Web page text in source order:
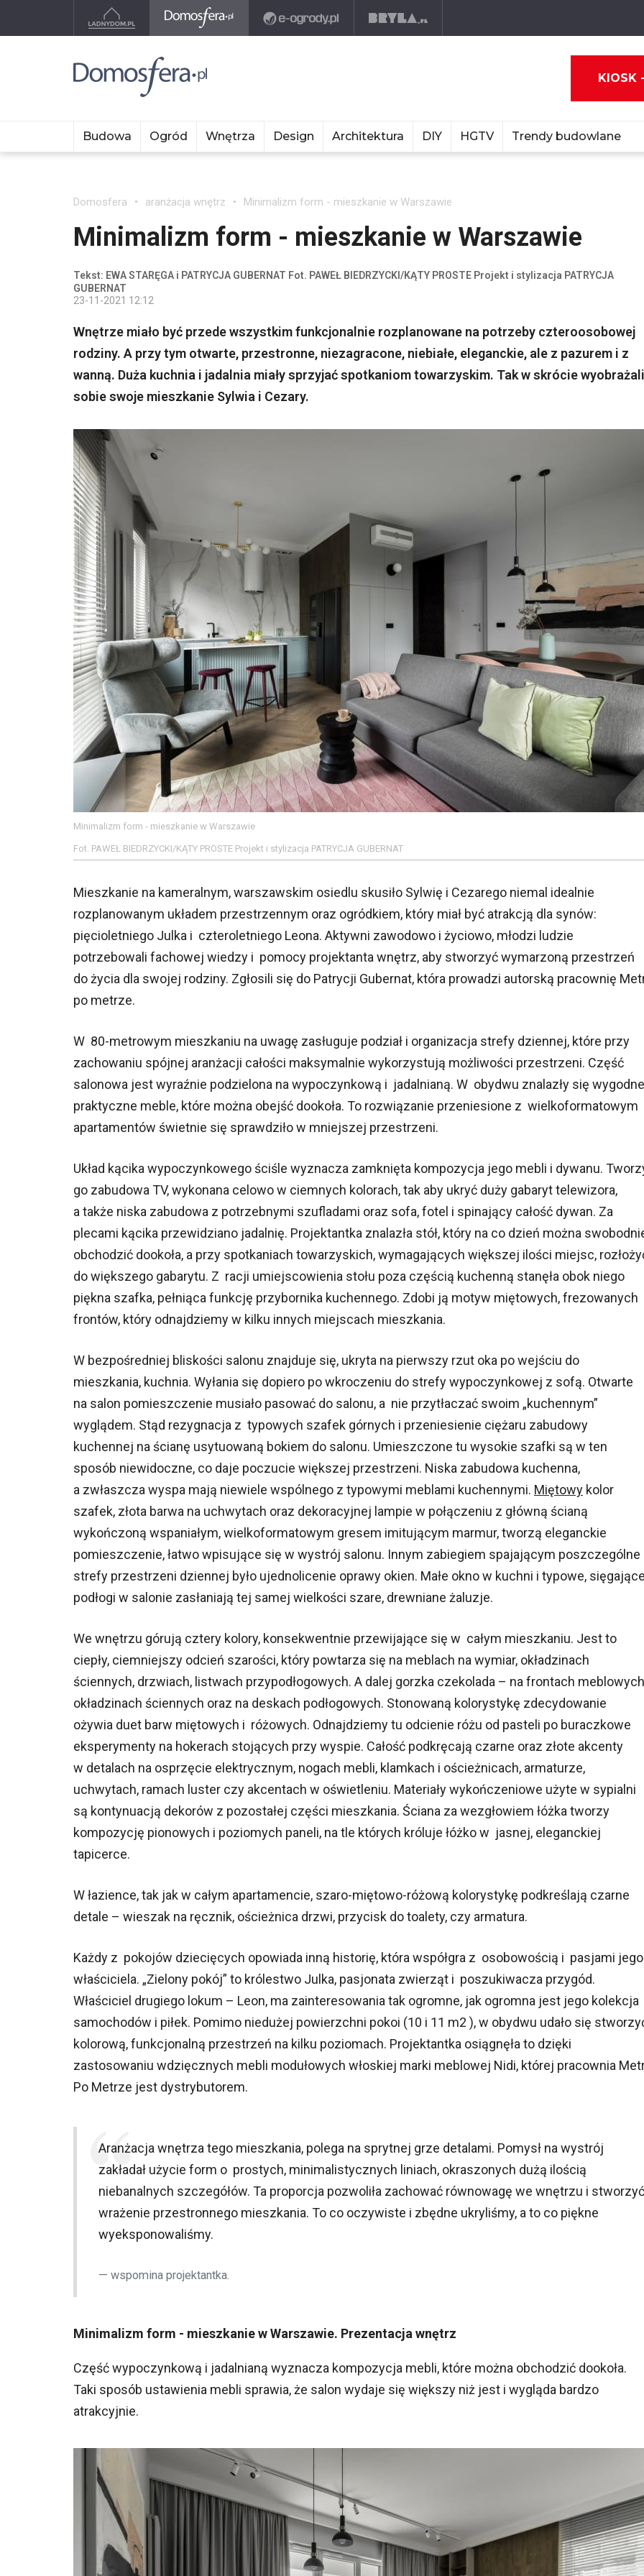
KIOSK
Budowa Ogród Wnętrza Design Architektura DIY HGTV Trendy budowlane
Domosfera aranżacja wnętrz Minimalizm form - mieszkanie w Warszawie
Minimalizm form - mieszkanie w Warszawie
Tekst: EWA STARĘGA i PATRYCJA GUBERNAT Fot. PAWEŁ BIEDRZYCKI/KĄTY PROSTE Projekt i stylizacja PATRYCJA
GUBERNAT
23-11-2021 12:12
Wnętrze miało być przede wszystkim funkcjonalnie rozplanowane na potrzeby czteroosobowej
rodziny. A przy tym otwarte, przestronne, niezagracone, niebiałe, eleganckie, ale z pazurem i z
wanną. Duża kuchnia i jadalnia miały sprzyjać spotkaniom towarzyskim. Tak w skrócie wyobrażali
sobie swoje mieszkanie Sylwia i Cezary.
Minimalizm form - mieszkanie w Warszawie
Fot. PAWEŁ BIEDRZYCKI/KĄTY PROSTE Projekt i stylizacja PATRYCJA GUBERNAT
Mieszkanie na kameralnym, warszawskim osiedlu skusiło Sylwię i Cezarego niemal idealnie
rozplanowanym układem przestrzennym oraz ogródkiem, który miał być atrakcją dla synów:
pięcioletniego Julka i czteroletniego Leona. Aktywni zawodowo i życiowo, młodzi ludzie
potrzebowali fachowej wiedzy i pomocy projektanta wnętrz, aby stworzyć wymarzoną przestrzeń
do życia dla swojej rodziny. Zgłosili się do Patrycji Gubernat, która prowadzi autorską pracownię
po metrze.
W 80-metrowym mieszkaniu na uwagę zasługuje podział i organizacja strefy dziennej, które przy
zachowaniu spójnej aranżacji całości maksymalnie wykorzystują możliwości przestrzeni. Część
salonowa jest wyraźnie podzielona na wypoczynkową i jadalnianą. W obydwu znalazły się
praktyczne meble, które można obejść dookoła. To rozwiązanie przeniesione z wielkoformatowym
apartamentów świetnie się sprawdziło w mniejszej przestrzeni.
Układ kącika wypoczynkowego ściśle wyznacza zamknięta kompozycja jego mebli i dywanu.
go zabudowa TV, wykonana celowo w ciemnych kolorach, tak aby ukryć duży gabaryt telewizora,
a także niska zabudowa z potrzebnymi szufladami oraz sofa, fotel i spinający całość dywan. Za
plecami kącika przewidziano jadalnię. Projektantka znalazła stół, który na co dzień można
obchodzić dookoła, a przy spotkaniach towarzyskich, wymagających większej ilości miejsc,
do większego gabarytu. Z racji umiejscowienia stołu poza częścią kuchenną stanęła obok niego
piękna szafka, pełniąca funkcję przybornika kuchennego. Zdobi ją motyw miętowych, frezowanych
frontów, który odnajdziemy w kilku innych miejscach mieszkania.
W bezpośredniej bliskości salonu znajduje się, ukryta na pierwszy rzut oka po wejściu do
mieszkania, kuchnia. Wyłania się dopiero po wkroczeniu do strefy wypoczynkowej z sofą. Otwarte
na salon pomieszczenie musiało pasować do salonu, a nie przytłaczać swoim „kuchennym”
wyglądem. Stąd rezygnacja z typowych szafek górnych i przeniesienie ciężaru zabudowy
kuchennej na ścianę usytuowaną bokiem do salonu. Umieszczone tu wysokie szafki są w ten
sposób niewidoczne, co daje poczucie większej przestrzeni. Niska zabudowa kuchenna,
a zwłaszcza wyspa mają niewiele wspólnego z typowymi meblami kuchennymi. Miętowy kolor
szafek, złota barwa na uchwytach oraz dekoracyjnej lampie w połączeniu z główną ścianą
wykończoną wspaniałym, wielkoformatowym gresem imitującym marmur, tworzą eleganckie
pomieszczenie, łatwo wpisujące się w wystrój salonu. Innym zabiegiem spajającym poszczególne
strefy przestrzeni dziennej było ujednolicenie oprawy okien. Małe okno w kuchni i typowe, sięgające
podłogi w salonie zasłaniają tej samej wielkości szare, drewniane żaluzje.
We wnętrzu górują cztery kolory, konsekwentnie przewijające się w całym mieszkaniu. Jest to
ciepły, ciemniejszy odcień szarości, który powtarza się na meblach na wymiar, okładzinach
ściennych, drzwiach, listwach przypodłogowych. A dalej gorzka czekolada – na frontach
okładzinach ściennych oraz na deskach podłogowych. Stonowaną kolorystykę zdecydowanie
ożywia duet barw miętowych i różowych. Odnajdziemy tu odcienie różu od pasteli po buraczkowe
eksperymenty na hokerach stojących przy wyspie. Całość podkręcają czarne oraz złote akcenty
w detalach na osprzęcie elektrycznym, nogach mebli, klamkach i ościeżnicach, armaturze,
uchwytach, ramach luster czy akcentach w oświetleniu. Materiały wykończeniowe użyte w sypialni
są kontynuacją dekorów z pozostałej części mieszkania. Ściana za wezgłowiem łóżka tworzy
kompozycję pionowych i poziomych paneli, na tle których króluje łóżko w jasnej, eleganckiej
tapicerce.
W łazience, tak jak w całym apartamencie, szaro-miętowo-różową kolorystykę podkreślają czarne
detale – wieszak na ręcznik, ościeżnica drzwi, przycisk do toalety, czy armatura.
Każdy z pokojów dziecięcych opowiada inną historię, która współgra z osobowością i pasjami jego
właściciela. „Zielony pokój” to królestwo Julka, pasjonata zwierząt i poszukiwacza przygód.
Właściciel drugiego lokum – Leon, ma zainteresowania tak ogromne, jak ogromna jest jego kolekcja
samochodów i piłek. Pomimo niedużej powierzchni pokoi (10 i 11 m2 ), w obydwu udało się
kolorową, funkcjonalną przestrzeń na kilku poziomach. Projektantka osiągnęła to dzięki
zastosowaniu wdzięcznych mebli modułowych włoskiej marki meblowej Nidi, której pracownia
Po Metrze jest dystrybutorem.
Aranżacja wnętrza tego mieszkania, polega na sprytnej grze detalami. Pomysł na wystrój
zakładał użycie form o prostych, minimalistycznych liniach, okraszonych dużą ilością
niebanalnych szczegółów. Ta proporcja pozwoliła zachować równowagę we wnętrzu i stworzyć
wrażenie przestronnego mieszkania. To co oczywiste i zbędne ukryliśmy, a to co piękne
wyeksponowaliśmy.
wspomina projektantka.
Minimalizm form - mieszkanie w Warszawie. Prezentacja wnętrz
Część wypoczynkową i jadalnianą wyznacza kompozycja mebli, które można obchodzić dookoła.
Taki sposób ustawienia mebli sprawia, że salon wydaje się większy niż jest i wygląda bardzo
atrakcyjnie.